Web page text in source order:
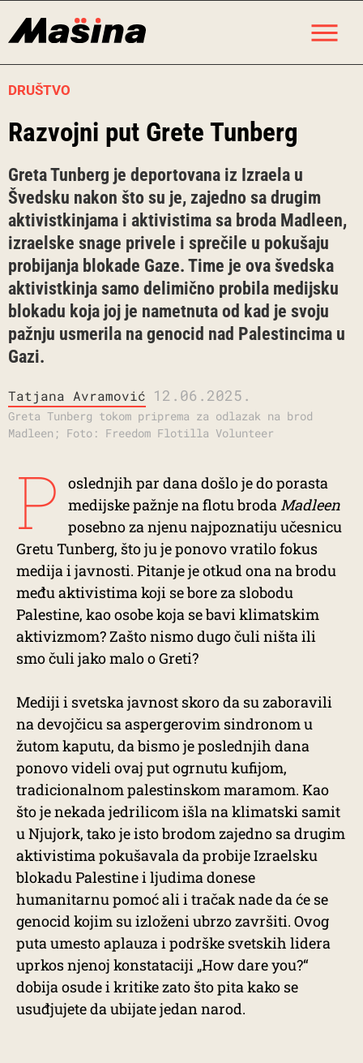
DRUŠTVO
Razvojni put Grete Tunberg
Greta Tunberg je deportovana iz Izraela u
Švedsku nakon što su je, zajedno sa drugim
aktivistkinjama i aktivistima sa broda Madleen,
izraelske snage privele i sprečile u pokušaju
probijanja blokade Gaze. Time je ova švedska
aktivistkinja samo delimično probila medijsku
blokadu koja joj je nametnuta od kad je svoju
pažnju usmerila na genocid nad Palestincima u
Gazi.
Tatjana Avramović 12.06.2025.
Greta Tunberg tokom priprema za odlazak na brod
Madleen; Foto: Freedom Flotilla Volunteer
P
oslednjih par dana došlo je do porasta
medijske pažnje na flotu broda Madleen
posebno za njenu najpoznatiju učesnicu
Gretu Tunberg, što ju je ponovo vratilo fokus
medija i javnosti. Pitanje je otkud ona na brodu
među aktivistima koji se bore za slobodu
Palestine, kao osobe koja se bavi klimatskim
aktivizmom? Zašto nismo dugo čuli ništa ili
smo čuli jako malo o Greti?
Mediji i svetska javnost skoro da su zaboravili
na devojčicu sa aspergerovim sindronom u
žutom kaputu, da bismo je poslednjih dana
ponovo videli ovaj put ogrnutu kufijom,
tradicionalnom palestinskom maramom. Kao
što je nekada jedrilicom išla na klimatski samit
u Njujork, tako je isto brodom zajedno sa drugim
aktivistima pokušavala da probije Izraelsku
blokadu Palestine i ljudima donese
humanitarnu pomoć ali i tračak nade da će se
genocid kojim su izloženi ubrzo završiti. Ovog
puta umesto aplauza i podrške svetskih lidera
uprkos njenoj konstataciji „How dare you?“
dobija osude i kritike zato što pita kako se
usuđjujete da ubijate jedan narod.